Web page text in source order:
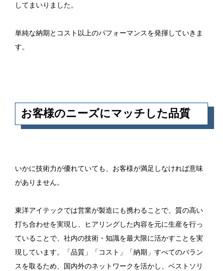
してまいりました。
単純な納期とコスト以上のパフォーマンスを発揮していきま
す。
お客様のニーズにマッチした品質
いかに技術力が優れていても、お客様が満足しなければ意味
がありません。
東洋アイテックでは営業が製造にも携わることで、質の高い
打ち合わせを実現し、ヒアリングした内容を元に生産を行っ
ていることで、社内の技術・知識を最大限に活かすことを実
現しています。「品質」「コスト」「納期」すべてのバラン
スを取るため、国内外のネットワークを活かし、ベストソリ